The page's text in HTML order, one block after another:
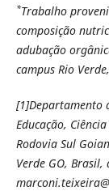
*Trabalho
composição
adubação
campus Rio
[1]Departamento
Educação,
Rodovia Sul
Verde GO,